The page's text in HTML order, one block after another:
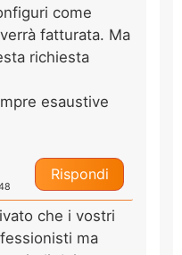
come
fatturata. Ma
richiesta
esaustive
Rispondi
che i vostri
ma